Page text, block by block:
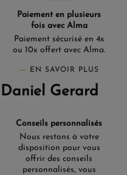
Paiement en plusieurs
fois avec Alma
Paiement sécurisé en 4x
ou 10x offert avec Alma.
EN SAVOIR PLUS
Gerard
Conseils personnalisés
Nous restons à votre
disposition pour vous
offrir des conseils
personnalisés, vous